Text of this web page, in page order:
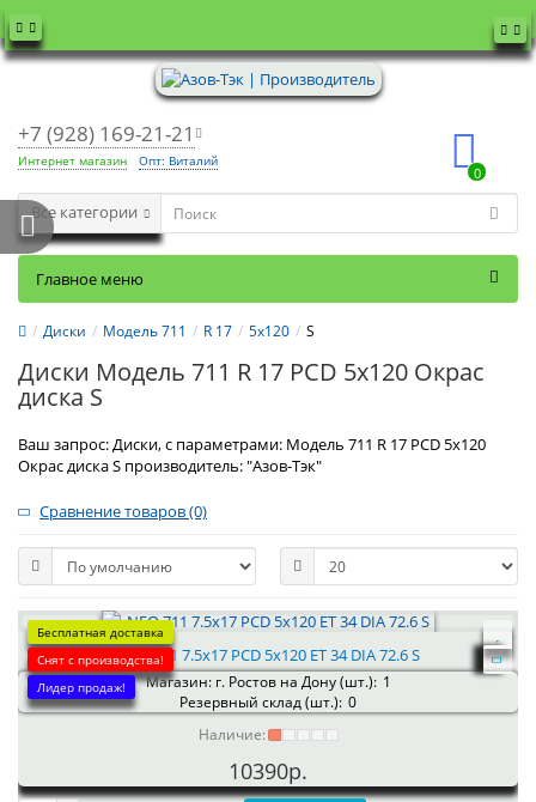
+7 (928) 169-21-21
Интернет магазин Опт: Виталий
0
Все категории
Главное меню
Диски Модель 711 R 17 5x120 S
Диски Модель 711 R 17 PCD 5x120 Окрас
диска S
Ваш запрос: Диски, с параметрами: Модель 711 R 17 PCD 5x120
Окрас диска S производитель: "Азов-Тэк"
Сравнение товаров (0)
Бесплатная доставка
Снят с производства!
Лидер продаж!
NEO 711 7.5x17 PCD 5x120 ET 34 DIA 72.6 S
Магазин: г. Ростов на Дону (шт.): 1
Резервный склад (шт.): 0
Наличие:
10390р.